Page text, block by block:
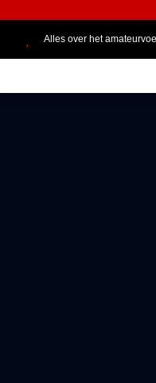
Alles over het